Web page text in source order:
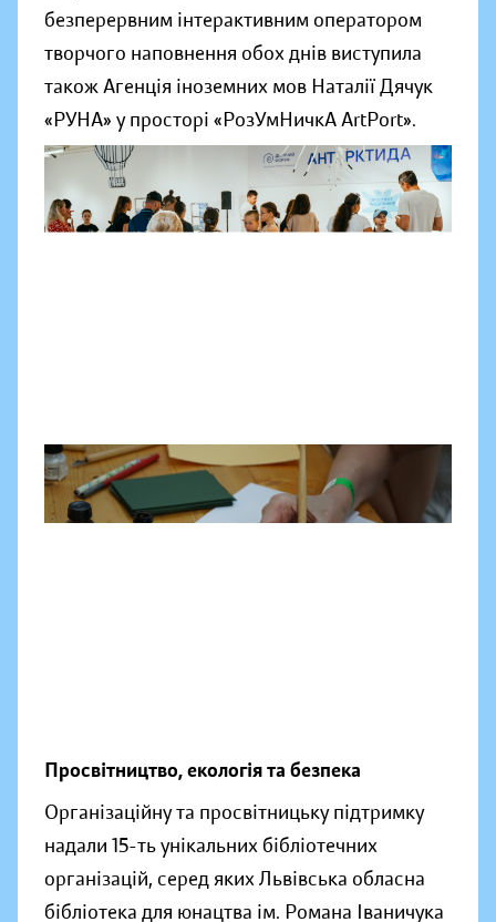
безперервним інтерактивним оператором
творчого наповнення обох днів виступила
також Агенція іноземних мов Наталії Дячук
«РУНА» у просторі «РозУмНичкА ArtPort».
Просвітництво, екологія та безпека
Організаційну та просвітницьку підтримку
надали 15-ть унікальних бібліотечних
організацій, серед яких Львівська обласна
бібліотека для юнацтва ім. Романа Іваничука